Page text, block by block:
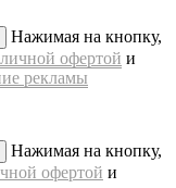
Нажимая на кнопку,
офертой и
рекламы
Нажимая на кнопку,
офертой и